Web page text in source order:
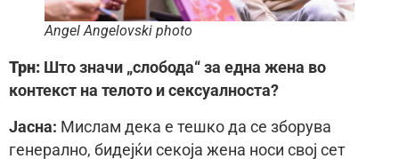
Angel Angelovski photo
Трн: Што значи „слобода“ за една жена во
контекст на телото и сексуалноста?
Јасна: Мислам дека е тешко да се зборува
генерално, бидејќи секоја жена носи свој сет